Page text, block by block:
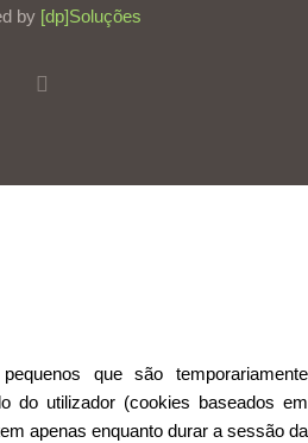
by [dp]Soluções
que são temporariamente
do utilizador (cookies baseados em
apenas enquanto durar a sessão da